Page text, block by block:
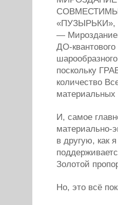
СОВМЕСТИМЫ.
«ПУЗЫРЬКИ»,
—
ДО-
поскольку
количество
материальных
И, самое
материально-
в другую, как
Золотой
Но, это всё